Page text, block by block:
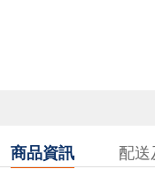
商品資訊 配送